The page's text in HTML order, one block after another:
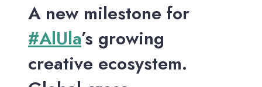
A new milestone for
#AlUla’s growing
creative ecosystem.